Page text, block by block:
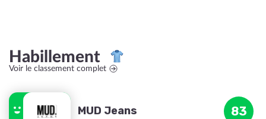
Habillement
Voir le classement complet
MUD Jeans 83